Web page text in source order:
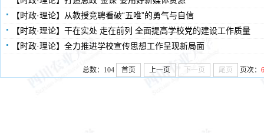
【时政·理论】从教授竞聘看破“五唯”的勇气与自信
【时政·理论】干在实处 走在前列 全面提高学校党的建设工作质量
【时政·理论】全力推进学校宣传思想工作呈现新局面
总数：104 首页 上一页 下一页 尾页 页次： 6